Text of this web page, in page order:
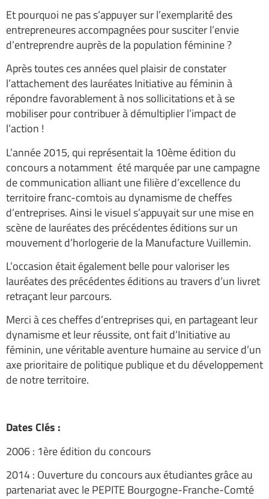
Et pourquoi ne pas s’appuyer sur l’exemplarité des
entrepreneures accompagnées pour susciter l’envie
d’entreprendre auprès de la population féminine ?
Après toutes ces années quel plaisir de constater
l’attachement des lauréates Initiative au féminin à
répondre favorablement à nos sollicitations et à se
mobiliser pour contribuer à démultiplier l’impact de
l’action !
L’année 2015, qui représentait la 10ème édition du
concours a notamment été marquée par une campagne
de communication alliant une filière d’excellence du
territoire franc-comtois au dynamisme de cheffes
d’entreprises. Ainsi le visuel s’appuyait sur une mise en
scène de lauréates des précédentes éditions sur un
mouvement d’horlogerie de la Manufacture Vuillemin.
L’occasion était également belle pour valoriser les
lauréates des précédentes éditions au travers d’un livret
retraçant leur parcours.
Merci à ces cheffes d’entreprises qui, en partageant leur
dynamisme et leur réussite, ont fait d’Initiative au
féminin, une véritable aventure humaine au service d’un
axe prioritaire de politique publique et du développement
de notre territoire.
Dates Clés :
2006 : 1ère édition du concours
2014 : Ouverture du concours aux étudiantes grâce au
partenariat avec le PEPITE Bourgogne-Franche-Comté